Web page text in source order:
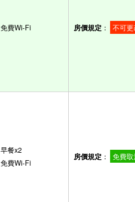
免費Wi-Fi 房價規定 ： 不可
早餐x2
免費Wi-Fi
房價規定 ： 免費取